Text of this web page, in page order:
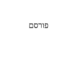
פורסם